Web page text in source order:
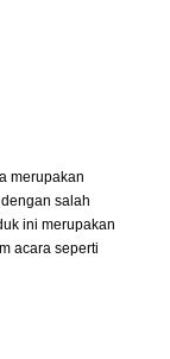
merupakan
salah
ini merupakan
acara seperti